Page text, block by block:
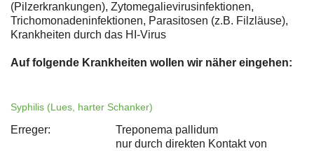
(Pilzerkrankungen), Zytomegalievirusinfektionen,
Trichomonadeninfektionen, Parasitosen (z.B. Filzläuse),
Krankheiten durch das HI-Virus
Auf folgende Krankheiten wollen wir näher eingehen:
Syphilis (Lues, harter Schanker)
Erreger: Treponema pallidum
nur durch direkten Kontakt von